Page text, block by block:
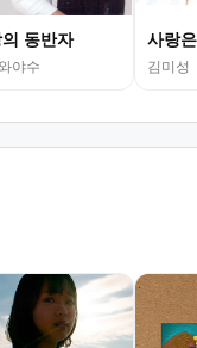
동반자
야수
사랑
김미성